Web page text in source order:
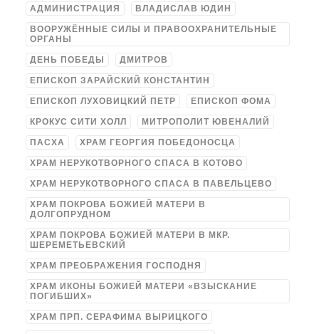
АДМИНИСТРАЦИЯ ВЛАДИСЛАВ ЮДИН
ВООРУЖЁННЫЕ СИЛЫ И ПРАВООХРАНИТЕЛЬНЫЕ
ОРГАНЫ
ДЕНЬ ПОБЕДЫ ДМИТРОВ
ЕПИСКОП ЗАРАЙСКИЙ КОНСТАНТИН
ЕПИСКОП ЛУХОВИЦКИЙ ПЕТР ЕПИСКОП ФОМА
КРОКУС СИТИ ХОЛЛ МИТРОПОЛИТ ЮВЕНАЛИЙ
ПАСХА ХРАМ ГЕОРГИЯ ПОБЕДОНОСЦА
ХРАМ НЕРУКОТВОРНОГО СПАСА В КОТОВО
ХРАМ НЕРУКОТВОРНОГО СПАСА В ПАВЕЛЬЦЕВО
ХРАМ ПОКРОВА БОЖИЕЙ МАТЕРИ В
ДОЛГОПРУДНОМ
ХРАМ ПОКРОВА БОЖИЕЙ МАТЕРИ В МКР.
ШЕРЕМЕТЬЕВСКИЙ
ХРАМ ПРЕОБРАЖЕНИЯ ГОСПОДНЯ
ХРАМ ИКОНЫ БОЖИЕЙ МАТЕРИ «ВЗЫСКАНИЕ
ПОГИБШИХ»
ХРАМ ПРП. СЕРАФИМА ВЫРИЦКОГО